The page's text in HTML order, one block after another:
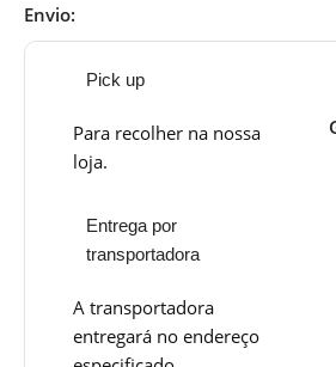
Envio:
Pick up
Para recolher na nossa
loja.
Entrega por
transportadora
A transportadora
entregará no endereço